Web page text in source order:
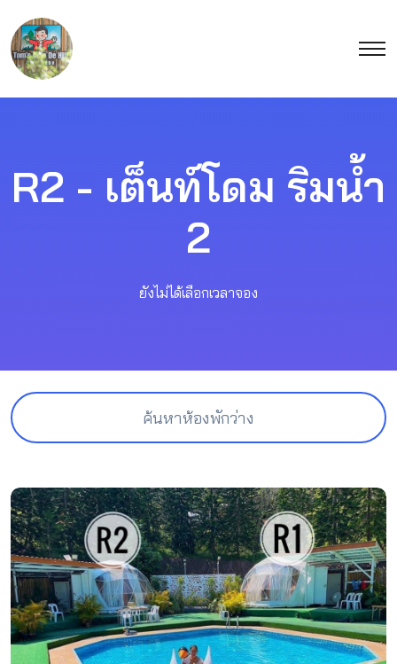
R2 - เต็นท์โดม ริมน้ำ
2
ยังไม่ได้เลือกเวลาจอง
ค้นหาห้องพักว่าง